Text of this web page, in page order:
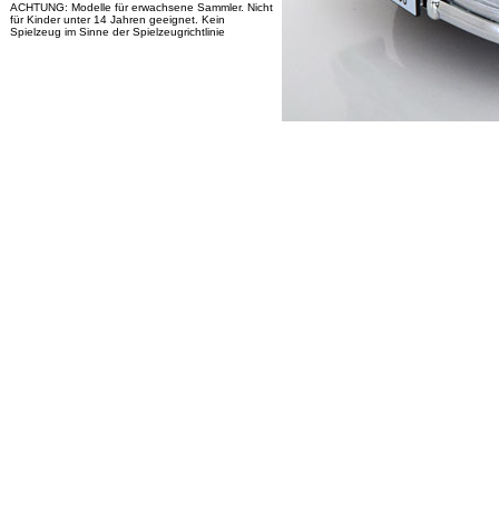
ACHTUNG: Modelle für erwachsene Sammler. Nicht
für Kinder unter 14 Jahren geeignet. Kein
Spielzeug im Sinne der Spielzeugrichtlinie